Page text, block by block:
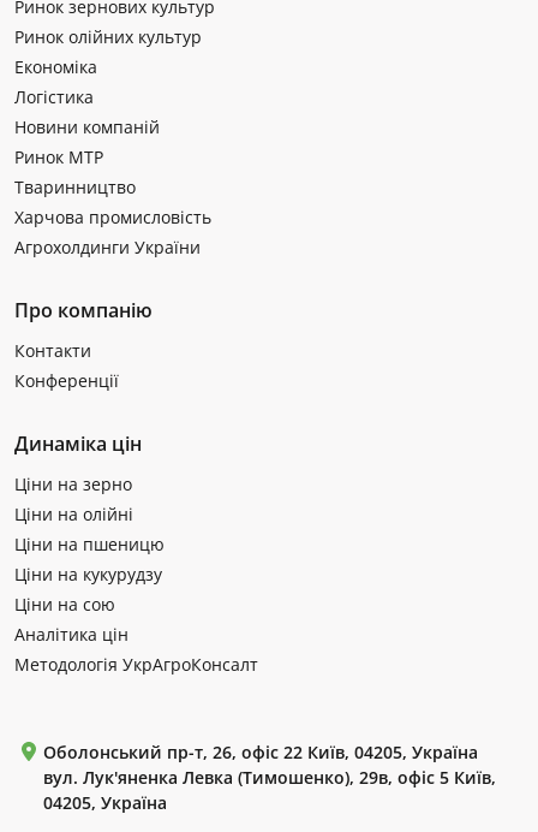
Ринок зернових культур
Ринок олійних культур
Економіка
Логістика
Новини компаній
Ринок МТР
Тваринництво
Харчова промисловість
Агрохолдинги України
Про компанію
Контакти
Конференції
Динаміка цін
Ціни на зерно
Ціни на олійні
Ціни на пшеницю
Ціни на кукурудзу
Ціни на сою
Аналітика цін
Методологія УкрАгроКонсалт
Оболонський пр-т, 26, офіс 22 Київ, 04205, Україна
вул. Лук'яненка Левка (Тимошенко), 29в, офіс 5 Київ,
04205, Україна